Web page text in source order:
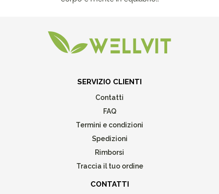
SERVIZIO CLIENTI
Contatti
FAQ
Termini e condizioni
Spedizioni
Rimborsi
Traccia il tuo ordine
CONTATTI